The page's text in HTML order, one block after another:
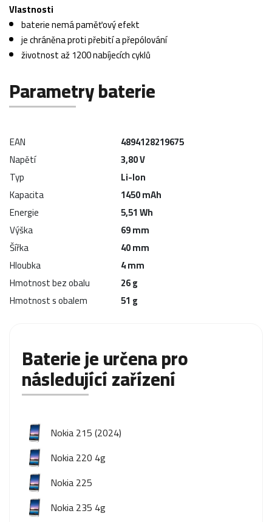
Vlastnosti
baterie nemá paměťový efekt
je chráněna proti přebití a přepólování
životnost až 1200 nabíjecích cyklů
Parametry baterie
EAN
4894128219675
Napětí
3,80 V
Typ
Li-Ion
Kapacita
1450 mAh
Energie
5,51 Wh
Výška
69 mm
Šířka
40 mm
Hloubka
4 mm
Hmotnost bez obalu
26 g
Hmotnost s obalem
51 g
Baterie je určena pro
následující zařízení
Nokia 215 (2024)
Nokia 220 4g
Nokia 225
Nokia 235 4g